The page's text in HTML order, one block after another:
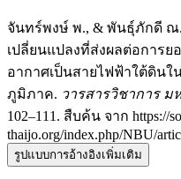
จันทร์พงษ์ พ., & พันธุ์ภักดี ณ.
เปลี่ยนแปลงที่ส่งผลต่อการย
อากาศเป็นสายไฟฟ้าใต้ดิน
ภูมิภาค. วารสารวิชาการ ม
102–111. สืบค้น จาก https://
thaijo.org/index.php/NBU/
รูปแบบการอ้างอิงเพิ่มเติม